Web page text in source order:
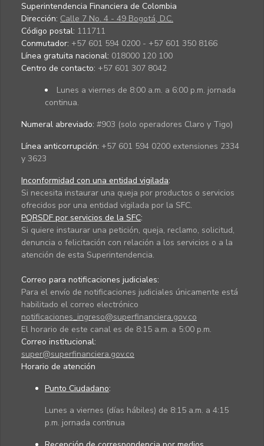
Superintendencia Financiera de Colombia
Dirección: Calle 7 No. 4 - 49 Bogotá, D.C.
Código postal: 111711
Conmutador: +57 601 594 0200 - +57 601 350 8166
Línea gratuita nacional: 018000 120 100
Centro de contacto: +57 601 307 8042
Lunes a viernes de 8:00 a.m. a 6:00 p.m. jornada
continua.
Numeral abreviado: #903 (solo operadores Claro y Tigo)
Línea anticorrupción: +57 601 594 0200 extensiones 2334
y 3623
Inconformidad con una entidad vigilada:
Si necesita instaurar una queja por productos o servicios
ofrecidos por una entidad vigilada por la SFC.
PQRSDF por servicios de la SFC:
Si quiere instaurar una petición, queja, reclamo, solicitud,
denuncia o felicitación con relación a los servicios o a la
atención de esta Superintendencia.
Correo para notificaciones judiciales:
Para el envío de notificaciones judiciales únicamente está
habilitado el correo electrónico
notificaciones_ingreso@superfinanciera.gov.co
El horario de este canal es de 8:15 a.m. a 5:00 p.m.
Correo institucional:
super@superfinanciera.gov.co
Horario de atención
Punto Ciudadano:
Lunes a viernes (días hábiles) de 8:15 a.m. a 4:15
p.m. jornada continua